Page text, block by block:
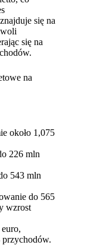
się na
się na
na
około 1,075
226 mln
543 mln
do 565
wzrost